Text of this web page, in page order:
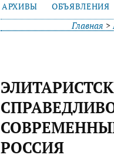
АРХИВЫ
ОБЪЯВЛЕНИЯ
Главная >
РОССИЯ